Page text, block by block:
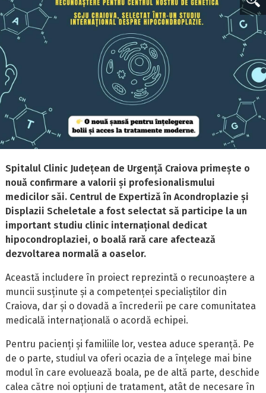
Spitalul Clinic Județean de Urgență Craiova primește o
nouă confirmare a valorii și profesionalismului
medicilor săi. Centrul de Expertiză în Acondroplazie și
Displazii Scheletale a fost selectat să participe la un
important studiu clinic internațional dedicat
hipocondroplaziei, o boală rară care afectează
dezvoltarea normală a oaselor.
Această includere în proiect reprezintă o recunoaștere a
muncii susținute și a competenței specialiștilor din
Craiova, dar și o dovadă a încrederii pe care comunitatea
medicală internațională o acordă echipei.
Pentru pacienți și familiile lor, vestea aduce speranță. Pe
de o parte, studiul va oferi ocazia de a înțelege mai bine
modul în care evoluează boala, pe de altă parte, deschide
calea către noi opțiuni de tratament, atât de necesare în